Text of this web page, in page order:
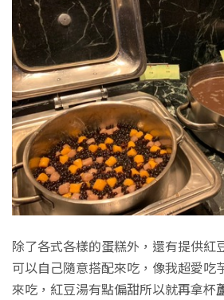
除了各式各樣的蛋糕外，還有提供紅
可以自己隨意搭配來吃，像我超愛吃
來吃，紅豆湯有點偏甜所以就再拿杯